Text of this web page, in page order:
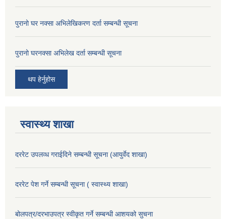
पुरानो घर नक्सा अभिलेखिकरण दर्ता सम्बन्धी सूचना
पुरानो घरनक्सा अभिलेख दर्ता सम्बन्धी सूचना
थप हेर्नुहोस
स्वास्थ्य शाखा
दररेट उपलव्ध गराईदिने सम्बन्धी सूचना (आयुर्वेद शाखा)
दररेट पेश गर्ने सम्बन्धी सूचना ( स्वास्थ्य शाखा)
बोलपत्र/दरभाउपत्र स्वीकृत गर्ने सम्बन्धी आशयको सुचना